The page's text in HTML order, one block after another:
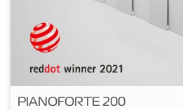
PIANOFORTE 200